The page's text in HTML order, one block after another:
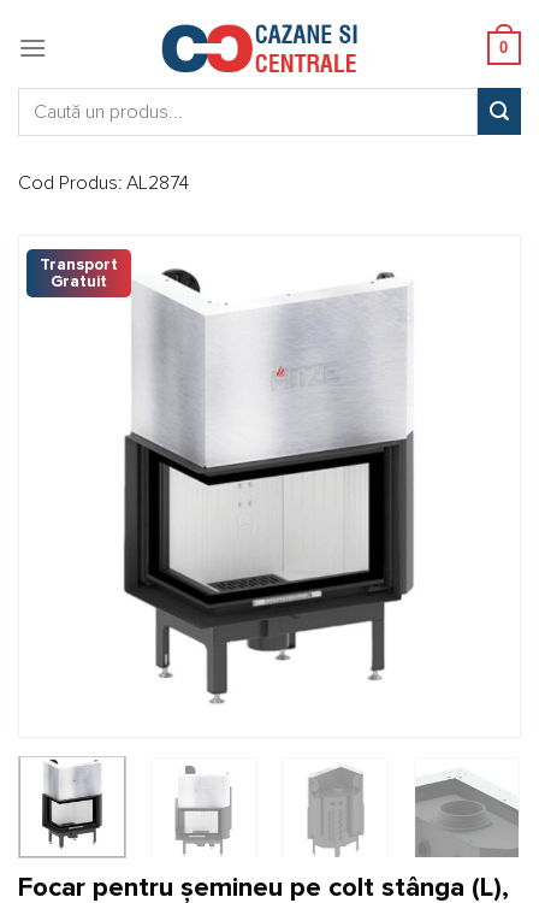
0
Cod Produs: AL2874
Transport
Gratuit
Focar pentru șemineu pe colt stânga (L),